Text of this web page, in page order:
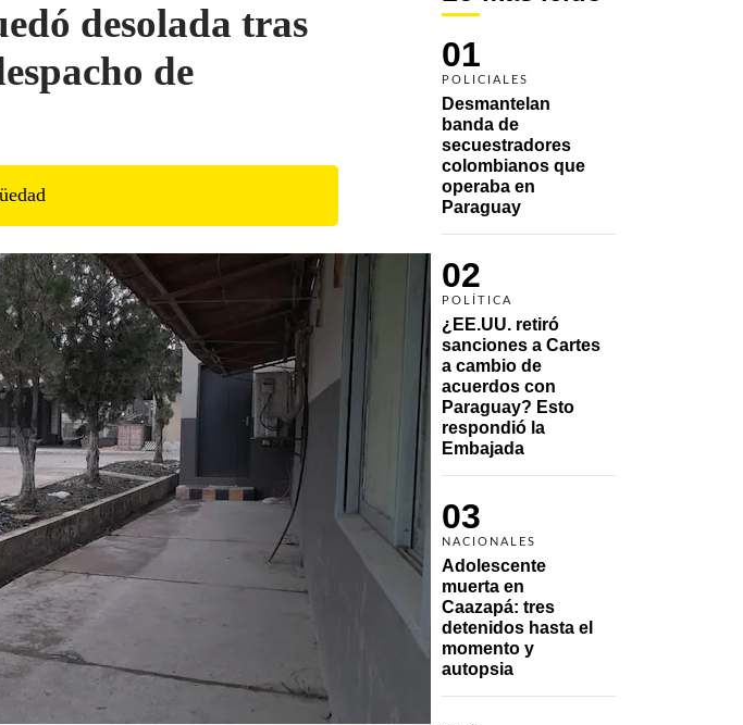
01
POLICIALES
Desmantelan
banda de
secuestradores
colombianos que
operaba en
Paraguay
02
POLÍTICA
¿EE.UU. retiró
sanciones a Cartes
a cambio de
acuerdos con
Paraguay? Esto
respondió la
Embajada
03
NACIONALES
Adolescente
muerta en
Caazapá: tres
detenidos hasta el
momento y
autopsia
desolada tras
de